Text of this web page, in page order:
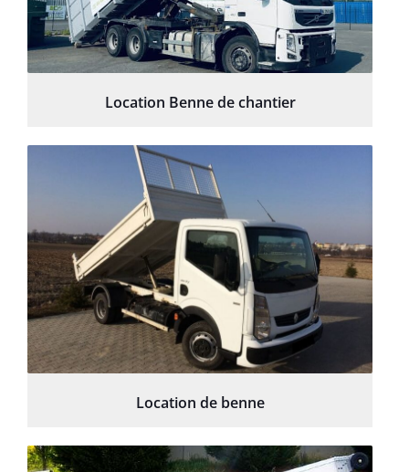
Location Benne de chantier
Location de benne